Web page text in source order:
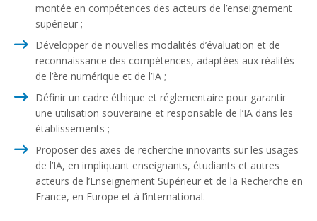
montée en compétences des acteurs de l’enseignement
supérieur ;
Développer de nouvelles modalités d’évaluation et de
reconnaissance des compétences, adaptées aux réalités
de l’ère numérique et de l’IA ;
Définir un cadre éthique et réglementaire pour garantir
une utilisation souveraine et responsable de l’IA dans les
établissements ;
Proposer des axes de recherche innovants sur les usages
de l’IA, en impliquant enseignants, étudiants et autres
acteurs de l’Enseignement Supérieur et de la Recherche en
France, en Europe et à l’international.